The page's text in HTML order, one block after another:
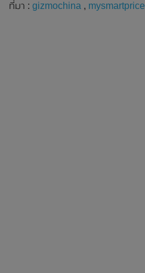
ที่มา : gizmochina , mysmartprice